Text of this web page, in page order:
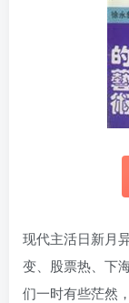
现代主活日新月
变、股票热、下
们一时有些茫然，